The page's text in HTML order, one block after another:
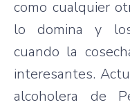
como cualquier
lodomina y
cuando la
interesantes.
alcoholera de